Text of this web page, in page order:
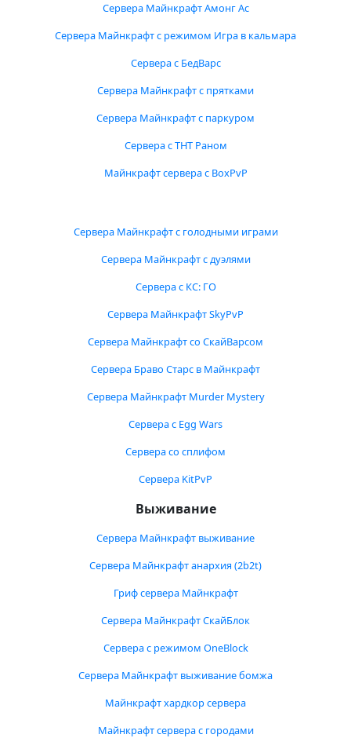
Сервера Майнкрафт Амонг Ас
Сервера Майнкрафт с режимом Игра в кальмара
Сервера с БедВарс
Сервера Майнкрафт с прятками
Сервера Майнкрафт с паркуром
Сервера с ТНТ Раном
Майнкрафт сервера с BoxPvP
Сервера Майнкрафт с голодными играми
Сервера Майнкрафт с дуэлями
Сервера с КС: ГО
Сервера Майнкрафт SkyPvP
Сервера Майнкрафт со СкайВарсом
Сервера Браво Старс в Майнкрафт
Сервера Майнкрафт Murder Mystery
Сервера с Egg Wars
Сервера со сплифом
Сервера KitPvP
Выживание
Сервера Майнкрафт выживание
Сервера Майнкрафт анархия (2b2t)
Гриф сервера Майнкрафт
Сервера Майнкрафт СкайБлок
Сервера с режимом OneBlock
Сервера Майнкрафт выживание бомжа
Майнкрафт хардкор сервера
Майнкрафт сервера с городами